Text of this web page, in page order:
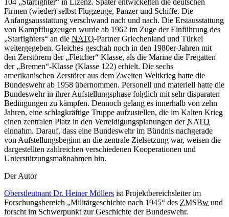
104 „Starfighter“ in
Lizenz. Später entwickelten die deutschen
Firmen (wieder) selbst Flugzeuge, Panzer und Schiffe. Die
Anfangsausstattung verschwand nach und nach. Die Erstausstattung
von Kampfflugzeugen wurde ab 1962 im Zuge der Einführung des
„Starfighters“ an die NATO-Partner Griechenland und Türkei
weitergegeben. Gleiches geschah noch in den 1980er-Jahren mit
den Zerstörern der „Fletcher“ Klasse, als die Marine die Fregatten
der „Bremen“-Klasse (Klasse 122) erhielt. Die sechs
amerikanischen Zerstörer aus dem Zweiten Weltkrieg hatte die
Bundeswehr ab 1958 übernommen. Personell und materiell hatte die
Bundeswehrin ihrer Aufstellungsphase folglich mit sehr disparaten
Bedingungen zu kämpfen. Dennoch gelang es innerhalb von zehn
Jahren, eine schlagkräftige Truppe aufzustellen, die im Kalten Krieg
einen zentralen Platz in den Verteidigungsplanungen derNATO
einnahm. Darauf, dass eine Bundeswehr im Bündnis nachgerade
von Aufstellungsbeginn an die zentrale Zielsetzung war, weisen die
dargestellten zahlreichen verschiedenen Kooperationen und
Unterstützungsmaßnahmen hin.
Der Autor
Oberstleutnant Dr. Heiner Möllers ist Projektbereichsleiter im
Forschungsbereich „Militärgeschichte nach 1945“ des ZMSBw und
forscht im Schwerpunkt zur Geschichte der Bundeswehr.